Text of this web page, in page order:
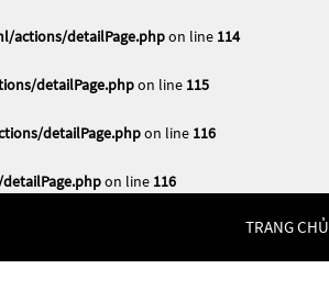
actions/detailPage.phpon line 114
detailPage.phpon line 115
detailPage.phpon line 116
on line 116
TRANG CHỦ